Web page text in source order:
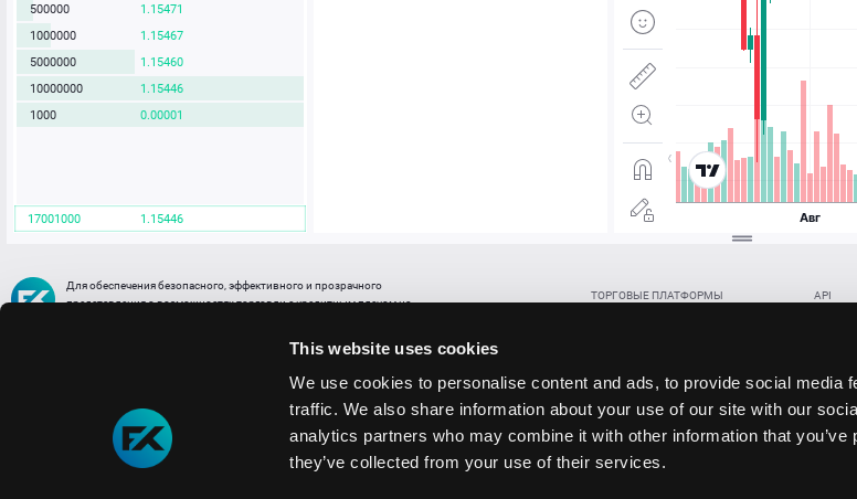
This website uses cookies
We use cookies to personalise content and ads, to provide social media
traffic. We also share information about your use of our site with our
analytics partners who may combine it with other information that you’ve
they’ve collected from your use of their services.
1.15471
500000
1.15467
1000000
1.15460
5000000
1.15446
10000000
0.00001
1000
1.15446
17001000
ТОРГОВЫЕ ПЛАТФОРМЫ
Приложение TickTrader для iOS
API
FIX API
Для обеспечения безопасного, эффективного и прозрачного
представления о возможностях торговли с кредитным плечом на
платформе являются цифровыми токенами, представляющими
Информация о рисках
1. Деятельность, связанная со сделками (операциями) с токенами связана
с высоким уровнем риска полной потери денежных средств и иных объектов гражданских прав (инвестиций), переданных в обмен на токены (в том
технических сбоев (ошибок); совершения противоправных действий, включая хищение).